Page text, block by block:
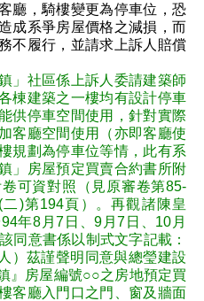
廳，騎樓變更為停車位，恐
成系爭房屋價格之減損，而
不履行，並請求上訴人賠償
」社區係上訴人委請建築師
棟建築之一樓均有設計停車
供停車空間使用，針對實際
客廳空間使用（亦即客廳使
規劃為停車位等情，此有系
」房屋預定買賣合約書所附
可資對照（見原審卷第85-
)第194頁）。再觀諸陳皇
年8月7日、9月7日、10月
同意書係以制式文字記載：
）茲謹聲明同意與總瑩建設
』房屋編號○○之房地預定買
客廳入門口之門、窗及牆面